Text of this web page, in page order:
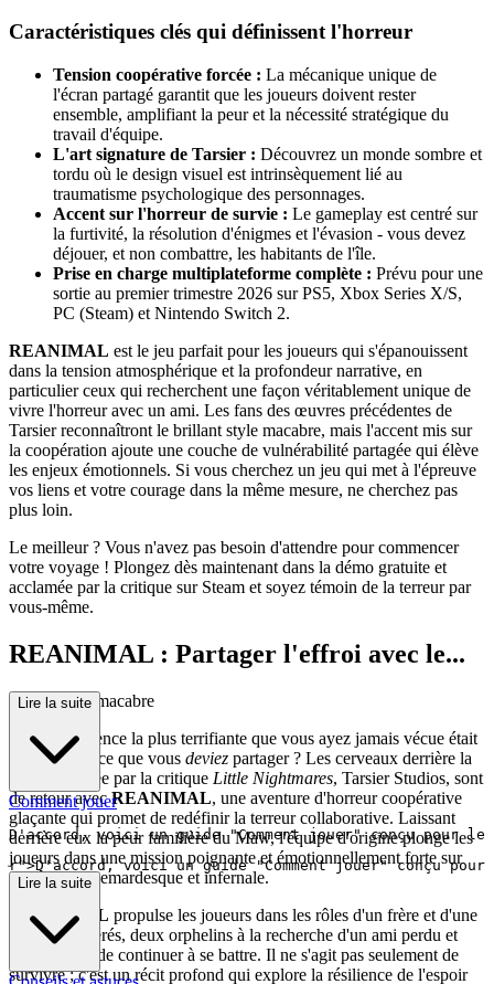
Caractéristiques clés qui définissent l'horreur
Tension coopérative forcée : La mécanique unique de
l'écran partagé garantit que les joueurs doivent rester
ensemble, amplifiant la peur et la nécessité stratégique du
travail d'équipe.
L'art signature de Tarsier : Découvrez un monde sombre et
tordu où le design visuel est intrinsèquement lié au
traumatisme psychologique des personnages.
Accent sur l'horreur de survie : Le gameplay est centré sur
la furtivité, la résolution d'énigmes et l'évasion - vous devez
déjouer, et non combattre, les habitants de l'île.
Prise en charge multiplateforme complète : Prévu pour une
sortie au premier trimestre 2026 sur PS5, Xbox Series X/S,
PC (Steam) et Nintendo Switch 2.
REANIMAL est le jeu parfait pour les joueurs qui s'épanouissent
dans la tension atmosphérique et la profondeur narrative, en
particulier ceux qui recherchent une façon véritablement unique de
vivre l'horreur avec un ami. Les fans des œuvres précédentes de
Tarsier reconnaîtront le brillant style macabre, mais l'accent mis sur
la coopération ajoute une couche de vulnérabilité partagée qui élève
les enjeux émotionnels. Si vous cherchez un jeu qui met à l'épreuve
vos liens et votre courage dans la même mesure, ne cherchez pas
plus loin.
Le meilleur ? Vous n'avez pas besoin d'attendre pour commencer
votre voyage ! Plongez dès maintenant dans la démo gratuite et
acclamée par la critique sur Steam et soyez témoin de la terreur par
vous-même.
REANIMAL : Partager l'effroi avec le...
s maîtres du macabre
Et si l'expérience la plus terrifiante que vous ayez jamais vécue était
une expérience que vous deviez partager ? Les cerveaux derrière la
série acclamée par la critique Little Nightmares, Tarsier Studios, sont
de retour avecREANIMAL, une aventure d'horreur coopérative
glaçante qui promet de redéfinir la terreur collaborative. Laissant
derrière eux la peur familière du Maw, l'équipe d'origine plonge les
joueurs dans une mission poignante et émotionnellement forte sur
une île cauchemardesque et infernale.
REANIMAL propulse les joueurs dans les rôles d'un frère et d'une
sœur désespérés, deux orphelins à la recherche d'un ami perdu et
d'une raison de continuer à se battre. Il ne s'agit pas seulement de
survivre ; c'est un récit profond qui explore la résilience de l'espoir
Lire la suite
Comment jouer
r">
Lire la suite